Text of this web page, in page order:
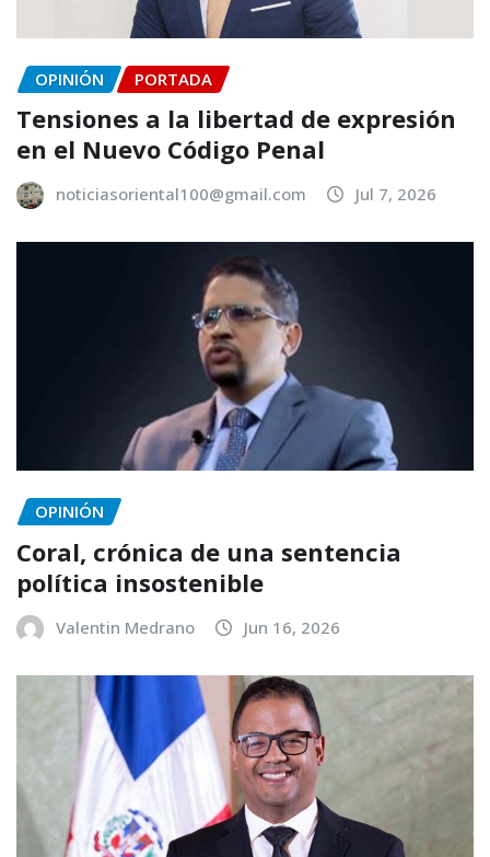
OPINIÓN PORTADA
Tensiones a la libertad de expresión
en el Nuevo Código Penal
noticiasoriental100@gmail.com Jul 7, 2026
OPINIÓN
Coral, crónica de una sentencia
política insostenible
Valentin Medrano Jun 16, 2026